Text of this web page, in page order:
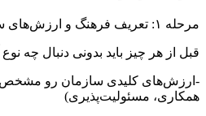
مرحله ۱: تعریف فرهنگ و ارزش‌های سازمانی
قبل از هر چیز باید بدونی دنبال چه
-ارزش‌های کلیدی سازمان رو مشخص
همکاری، مسئولیت‌پذیری)